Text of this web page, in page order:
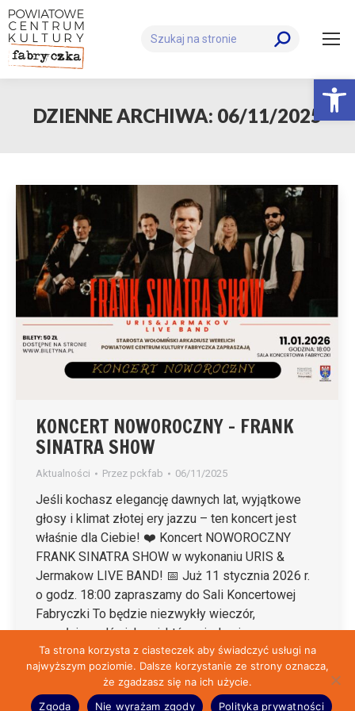
Szukaj:
DZIENNE ARCHIWA: 06/11/2025
KONCERT NOWOROCZNY – FRANK
SINATRA SHOW
Aktualności Przez pckfab 06/11/2025
Jeśli kochasz elegancję dawnych lat, wyjątkowe
głosy i klimat złotej ery jazzu – ten koncert jest
właśnie dla Ciebie! ❤️ Koncert NOWOROCZNY
FRANK SINATRA SHOW w wykonaniu URIS &
Jermakow LIVE BAND! 📅 Już 11 stycznia 2026 r.
o godz. 18:00 zapraszamy do Sali Koncertowej
Fabryczki To będzie niezwykły wieczór,
wypełniony dźwiękami, które nigdy się…
© Fabryczka 2026 | Przygotowane przez: Reklama-Wolomin.pl ht6.pl
Ta strona korzysta z ciasteczek aby świadczyć usługi na
najwyższym poziomie. Dalsze korzystanie ze strony oznacza,
że zgadzasz się na ich użycie.
Zgoda
Nie wyrażam zgody Polityka prywatności